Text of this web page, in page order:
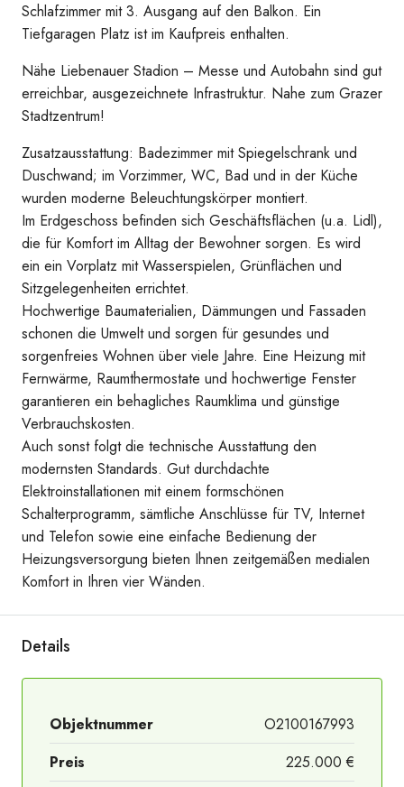
Ausblick in den Süden
Balkon
Schlafzimmer mit 3. Ausgang auf den Balkon. Ein
Tiefgaragen Platz ist im Kaufpreis enthalten.
Nähe Liebenauer Stadion – Messe und Autobahn sind gut
erreichbar, ausgezeichnete Infrastruktur. Nahe zum Grazer
Stadtzentrum!
Zusatzausstattung: Badezimmer mit Spiegelschrank und
Duschwand; im Vorzimmer, WC, Bad und in der Küche
wurden moderne Beleuchtungskörper montiert.
Im Erdgeschoss befinden sich Geschäftsflächen (u.a. Lidl),
die für Komfort im Alltag der Bewohner sorgen. Es wird
ein ein Vorplatz mit Wasserspielen, Grünflächen und
Sitzgelegenheiten errichtet.
Hochwertige Baumaterialien, Dämmungen und Fassaden
schonen die Umwelt und sorgen für gesundes und
sorgenfreies Wohnen über viele Jahre. Eine Heizung mit
Fernwärme, Raumthermostate und hochwertige Fenster
garantieren ein behagliches Raumklima und günstige
Verbrauchskosten.
Auch sonst folgt die technische Ausstattung den
modernsten Standards. Gut durchdachte
Elektroinstallationen mit einem formschönen
Schalterprogramm, sämtliche Anschlüsse für TV, Internet
und Telefon sowie eine einfache Bedienung der
Heizungsversorgung bieten Ihnen zeitgemäßen medialen
Komfort in Ihren vier Wänden.
Details
Objektnummer
O2100167993
Preis
225.000 €